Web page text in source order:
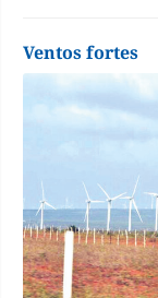
Ventos fortes